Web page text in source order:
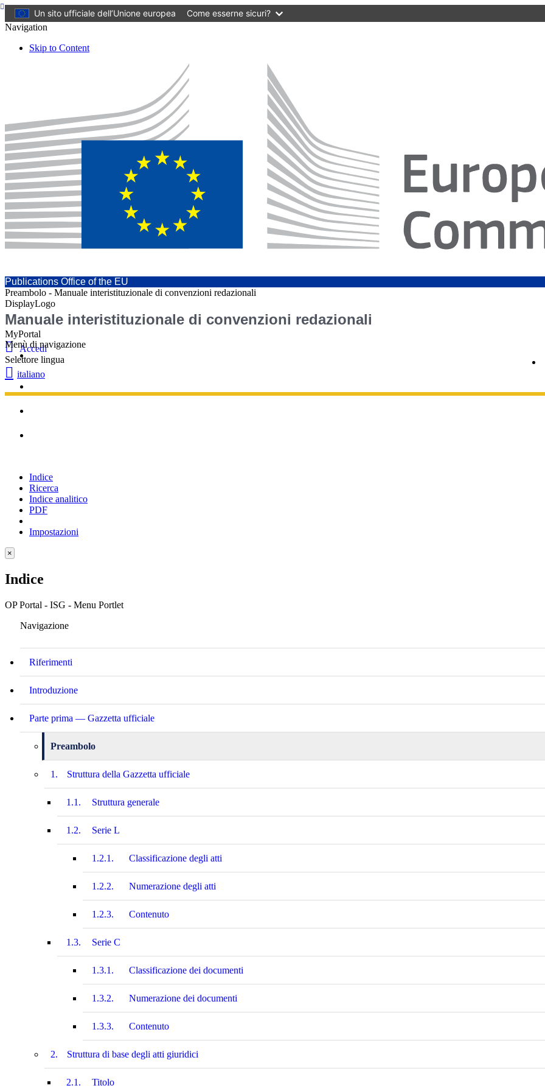
Un sito ufficiale dell’Unione europea
Come esserne sicuri?
Navigation
Skip to Content
Publications Office of the EU
Preambolo - Manuale interistituzionale di convenzioni redazionali
DisplayLogo
Manuale interistituzionale di convenzioni redazionali
MyPortal
Accedi
Selettore lingua
italiano
Menù di navigazione
Indice
Ricerca
Indice analitico
PDF
Impostazioni
×
Indice
OP Portal - ISG - Menu Portlet
Navigazione
Riferimenti
Introduzione
Parte prima — Gazzetta ufficiale
Preambolo
1. Struttura della Gazzetta ufficiale
1.1. Struttura generale
1.2. Serie L
1.2.1. Classificazione degli atti
1.2.2. Numerazione degli atti
1.2.3. Contenuto
1.3. Serie C
1.3.1. Classificazione dei documenti
1.3.2. Numerazione dei documenti
1.3.3. Contenuto
2. Struttura di base degli atti giuridici
2.1. Titolo